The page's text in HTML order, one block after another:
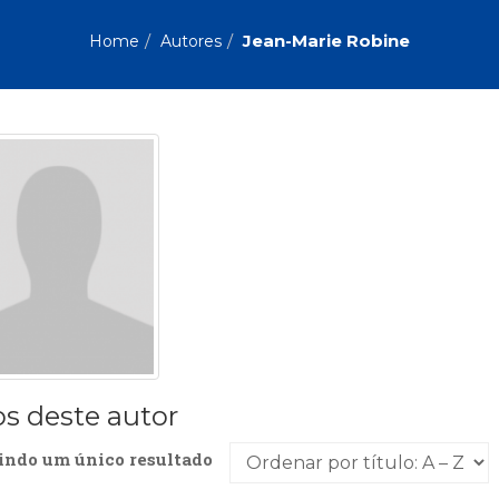
Comportamento (418)
Economia, Negócios (31)
Jornalismo (57)
Literatura, Ficção, Ensaios (69)
Psicodrama (200)
Treinamento e RH (65)
Home Autores Jean-Marie Robine
deste autor
um único resultado